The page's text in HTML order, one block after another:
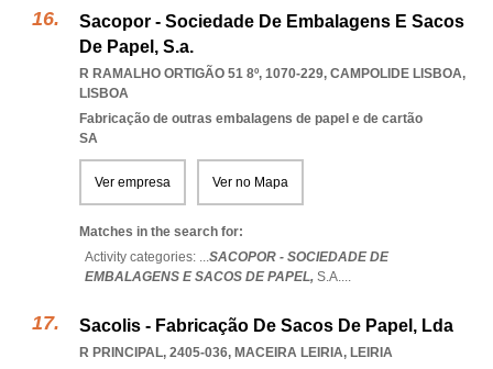
Sacopor - Sociedade De Embalagens E Sacos
De Papel, S.a.
R RAMALHO ORTIGÃO 51 8º, 1070-229, CAMPOLIDE LISBOA,
LISBOA
Fabricação de outras embalagens de papel e de cartão
SA
Ver empresa Ver no Mapa
Matches in the search for:
Activity categories: ...SACOPOR - SOCIEDADE DE
EMBALAGENS E SACOS DE PAPEL, S.A....
Sacolis - Fabricação De Sacos De Papel, Lda
R PRINCIPAL, 2405-036, MACEIRA LEIRIA, LEIRIA